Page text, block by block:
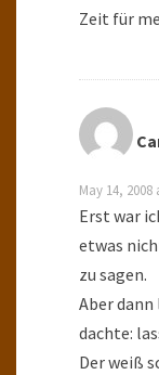
Zeit für
May 14, 2008
Erst war
etwas
zu sagen.
Aber dann
dachte:
Der weiß